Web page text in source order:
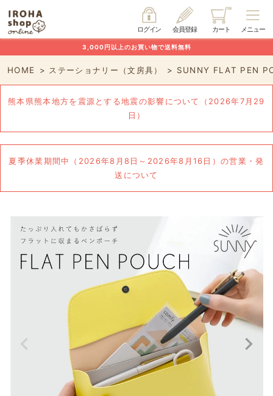
メニュー
カート
会員登録
ログイン
3,000円以上のお買い物で送料無料
HOME ステーショナリー（文房具） SUNNY FLAT PEN
熊本県熊本地方を震源とする地震の影響について（2026年7月29
日）
夏季休業期間中（2026年8月8日～2026年8月16日）の営業・発
送について